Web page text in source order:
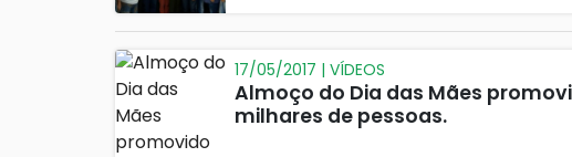
17/05/2017 | VÍDEOS
Almoço do Dia das Mães
milhares de pessoas.